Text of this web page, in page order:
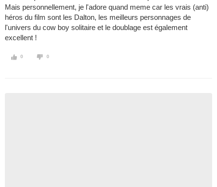
Mais personnellement, je l'adore quand meme car les vrais (anti)
héros du film sont les Dalton, les meilleurs personnages de
l'univers du cow boy solitaire et le doublage est également
excellent !
0 0